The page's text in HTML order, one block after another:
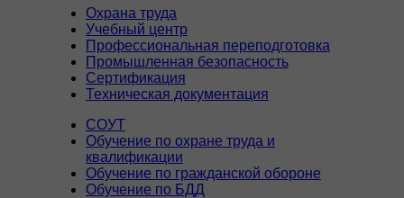
Охрана труда
Учебный центр
Профессиональная переподготовка
Промышленная безопасность
Сертификация
Техническая документация
СОУТ
Обучение по охране труда и
квалификации
Обучение по гражданской обороне
Обучение по БДД